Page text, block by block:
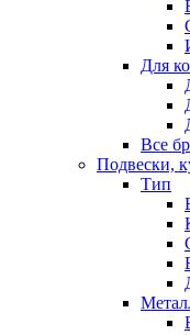
Для
Все
Подвески,
Тип